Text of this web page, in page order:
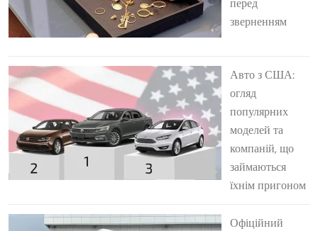
перед
зверненням
Авто з США:
огляд
популярних
моделей та
компаній, що
займаються
їхнім пригоном
Офіційний